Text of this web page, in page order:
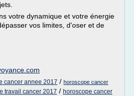
votre dynamique et votre énergie
vos limites, d'oser et de
cancer annee 2017 / horoscope cancer
travail cancer 2017 / horoscope cancer